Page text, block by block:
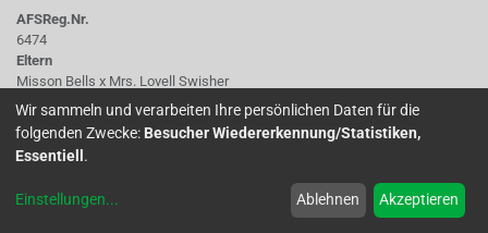
AFSReg.Nr.
6474
Eltern
Misson Bells x Mrs. Lovell Swisher
Tubus
rot
Korolle/Petalen
blau mit roter Äderung
einfach bis halbgefüllt
Wir sammeln und verarbeiten Ihre persönlichen Daten für die
folgenden Zwecke: Besucher Wiedererkennung/Statistiken,
Essentiell .
Einstellungen... Ablehnen Akzeptieren